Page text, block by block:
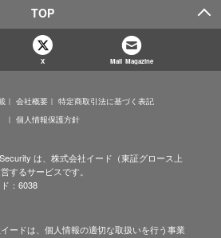
TOP
X Mail Magazine
会社概要
特定商取引法に基づく表記
個人情報保護方針
は、株式会社イード（東証グロース上
するサービスです。
：6038
ードは、個人情報の適切な取扱いを行う事業